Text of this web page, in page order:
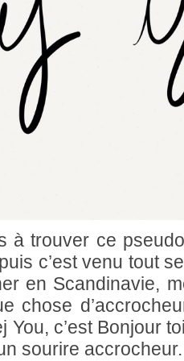
à trouver ce
c’est venu tout
en Scandinavie,
chose
You, c’est Bonjour
sourire accrocheur.